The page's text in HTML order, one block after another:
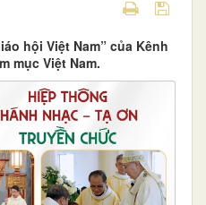
hội Việt Nam” của Kênh
mục Việt Nam.